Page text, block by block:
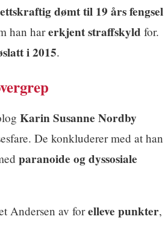
dømt til 19 års fengsel
han harerkjent straffskyld for.
i 2015.
Karin Susanne Nordby
De konkluderer med at han
paranoide og dyssosiale
Andersen av forelleve punkter,